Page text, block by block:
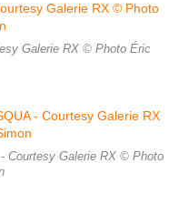
Galerie RX © Photo Éric
Courtesy Galerie RX © Photo